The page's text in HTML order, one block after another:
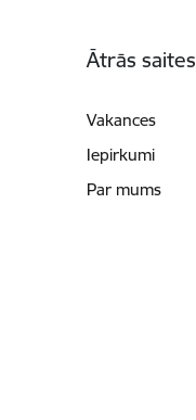
Ātrās saites
Vakances
Iepirkumi
Par mums